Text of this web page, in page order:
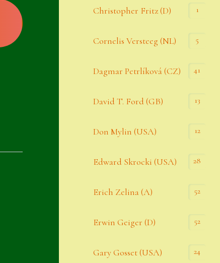
Account
Allgemeine Geschäftsbedingungen
Comeback & Neuheiten
Home
Christopher Fritz (D) 1
Cornelis Versteeg (NL) 5
Dagmar Petrlíková (CZ) 41
David T. Ford (GB) 13
Don Mylin (USA) 12
Edward Skrocki (USA) 28
Erich Zelina (A) 52
Erwin Geiger (D) 52
Gary Gosset (USA) 24